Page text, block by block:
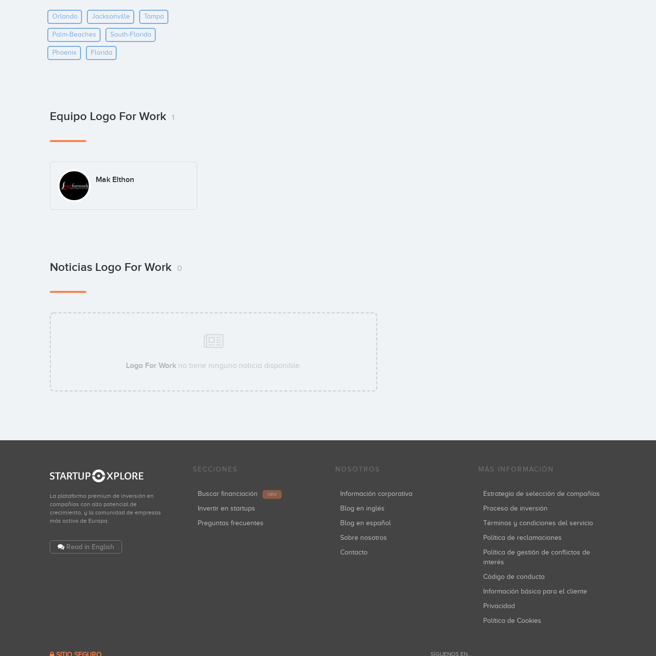
Orlando Jacksonville Tampa
Palm-Beaches South-Florida
Phoenix Florida
Equipo Logo For Work 1
Mak Elthon
Noticias Logo For Work 0
Logo For Workno tiene ninguna noticia disponible.
La plataforma premium de inversión en
compañías con alto potencial de
crecimiento, y la comunidad de empresas
más activa de Europa.
Read in English
SECCIONES
Buscar financiación NEW
Invertir en startups
Preguntas frecuentes
NOSOTROS
Información corporativa
Blog en inglés
Blog en español
Sobre nosotros
Contacto
MÁS INFORMACIÓN
Estrategia de selección de compañías
Proceso de inversión
Términos y condiciones del servicio
Política de reclamaciones
Política de gestión de conflictos de
interés
Código de conducta
Información básica para el cliente
Privacidad
Política de Cookies
SÍGUENOS EN...